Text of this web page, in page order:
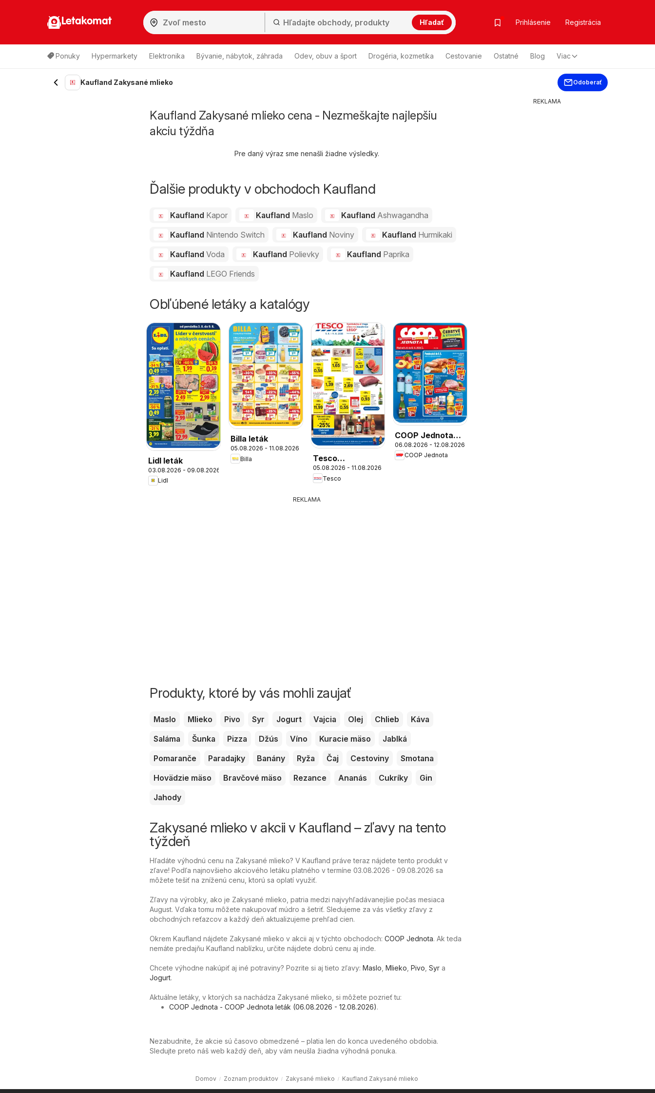
Letakomat Hľadať Prihlásenie Registrácia
Ponuky Hypermarkety Elektronika Bývanie, nábytok, záhrada Odev, obuv a šport Drogéria, kozmetika Cestovanie Ostatné Blog Viac
Kaufland Zakysané mlieko Odoberať
Kaufland Zakysané mlieko cena - Nezmeškajte najlepšiu
akciu týždňa
Pre daný výraz sme nenašli žiadne výsledky.
Ďalšie produkty v obchodoch Kaufland
Kaufland Kapor Kaufland Maslo Kaufland Ashwagandha
Kaufland Nintendo Switch Kaufland Noviny Kaufland Hurmikaki
Kaufland Voda Kaufland Polievky Kaufland Paprika
Kaufland LEGO Friends
Obľúbené letáky a katalógy
Lidl leták
03.08.2026 - 09.08.2026
Lidl
Billa leták
05.08.2026 - 11.08.2026
Billa
Tesco
Hypermarket -
leták
05.08.2026 - 11.08.2026
Tesco
COOP Jednota
leták
06.08.2026 - 12.08.2026
COOP Jednota
REKLAMA
Produkty, ktoré by vás mohli zaujať
Maslo Mlieko Pivo Syr Jogurt Vajcia Olej Chlieb
Káva
Saláma
Šunka Pizza Džús Víno Kuracie mäso
Jablká
Pomaranče
Paradajky Banány Ryža Čaj Cestoviny
Smotana
Hovädzie mäso
Bravčové mäso Rezance Ananás Cukríky
Gin
Jahody
Zakysané mlieko v akcii v Kaufland – zľavy na tento
týždeň
Hľadáte výhodnú cenu na Zakysané mlieko? V Kaufland práve teraz nájdete tento produkt v
zľave! Podľa najnovšieho akciového letáku platného v termíne 03.08.2026 - 09.08.2026 sa
môžete tešiť na zníženú cenu, ktorú sa oplatí využiť.
Zľavy na výrobky, ako je Zakysané mlieko, patria medzi najvyhľadávanejšie počas mesiaca
August. Vďaka tomu môžete nakupovať múdro a šetriť. Sledujeme za vás všetky zľavy z
obchodných reťazcov a každý deň aktualizujeme prehľad cien.
Okrem Kaufland nájdete Zakysané mlieko v akcii aj v týchto obchodoch: COOP Jednota. Ak teda
nemáte predajňu Kaufland nablízku, určite nájdete dobrú cenu aj inde.
Chcete výhodne nakúpiť aj iné potraviny? Pozrite si aj tieto zľavy: Maslo Mlieko Pivo Syr a
Jogurt.
Aktuálne letáky, v ktorých sa nachádza Zakysané mlieko, si môžete pozrieť tu:
COOP Jednota - COOP Jednota leták (06.08.2026 - 12.08.2026).
Nezabudnite, že akcie sú časovo obmedzené – platia len do konca uvedeného obdobia.
Sledujte preto náš web každý deň, aby vám neušla žiadna výhodná ponuka.
Domov Zoznam produktov Zakysané mlieko Kaufland Zakysané mlieko
REKLAMA